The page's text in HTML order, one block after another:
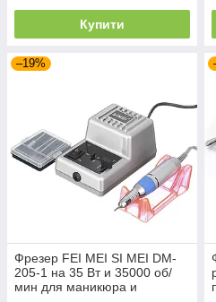
Купити
–19%
Фрезер FEI MEI SI MEI DM-
205-1 на 35 Вт и 35000 об/
мин для маникюра и